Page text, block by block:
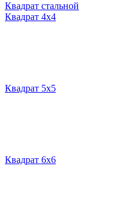
Квадрат стальной
Квадрат 4х4
Квадрат 5х5
Квадрат 6х6